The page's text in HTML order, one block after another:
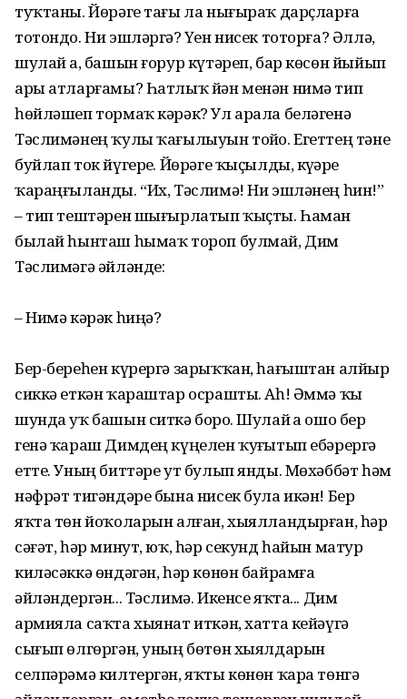
туҡтаны. Йөрәге тағы ла нығыраҡ дарҫларға
тотондо. Ни эшләргә? Үҙен нисек тоторға? Әллә,
шулай ҙа, башын ғорур күтәреп, бар көсөн йыйып
ары атларғамы? Һатлыҡ йән менән нимә тип
һөйләшеп тормаҡ кәрәк? Ул арала беләгенә
Тәслимәнең ҡулы ҡағылыуын тойҙо. Егеттең тәне
буйлап ток йүгерҙе. Йөрәге ҡыҫылды, күҙҙәре
ҡараңғыланды. “Их, Тәслимә! Ни эшләнең һин!”
– тип тештәрен шығырлатып ҡыҫты. Һаман
былай һынташ һымаҡ тороп булмай, Дим
Тәслимәгә әйләнде:
– Нимә кәрәк һиңә?
Бер-береһен күрергә зарыҡҡан, һағыштан алйыр
сиккә еткән ҡараштар осрашты. Аһ! Әммә ҡыҙ
шунда уҡ башын ситкә борҙо. Шулай ҙа ошо бер
генә ҡараш Димдең күңелен ҡуҙғытып ебәрергә
етте. Уның биттәре ут булып янды. Мөхәббәт һәм
нәфрәт тигәндәре бына нисек була икән! Бер
яҡта төн йоҡоларын алған, хыялландырған, һәр
сәғәт, һәр минут, юҡ, һәр секунд һайын матур
киләсәккә өндәгән, һәр көнөн байрамға
әйләндергән... Тәслимә. Икенсе яҡта... Дим
армияла саҡта хыянат иткән, хатта кейәүгә
сығып өлгөргән, уның бөтөн хыялдарын
селпәрәмә килтергән, яҡты көнөн ҡара төнгә